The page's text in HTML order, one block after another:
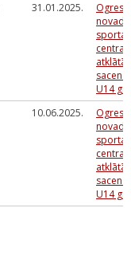
31.01.2025.
Ogres
novada
sporta
centra
atklātās
U14
10.06.2025.
Ogres
novada
sporta
centra
atklātās
U14